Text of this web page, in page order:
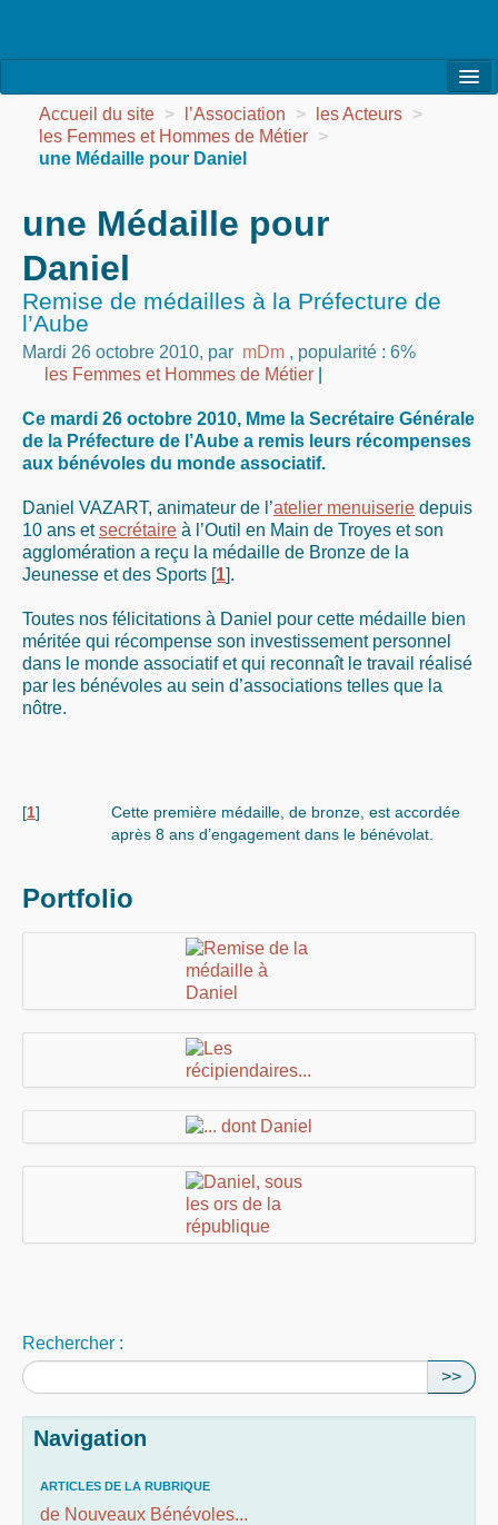
l’Association
la Vie de l’Association
les Réalisations
Agenda
Contact
Accueil du site > l’Association > les Acteurs >
les Femmes et Hommes de Métier >
une Médaille pour Daniel
une Médaille pour
Daniel
Remise de médailles à la Préfecture de
l’Aube
Mardi 26 octobre 2010, par mDm , popularité : 6%
les Femmes et Hommes de Métier
Ce mardi 26 octobre 2010, Mme la Secrétaire Générale
de la Préfecture de l’Aube a remis leurs récompenses
aux bénévoles du monde associatif.
Daniel VAZART, animateur de l’atelier menuiserie depuis
10 ans etsecrétaire à l’Outil en Main de Troyes et son
agglomération a reçu la médaille de Bronze de la
Jeunesse et des Sports [1].
Toutes nos félicitations à Daniel pour cette médaille bien
méritée qui récompense son investissement personnel
dans le monde associatif et qui reconnaît le travail réalisé
par les bénévoles au sein d’associations telles que la
nôtre.
[1]
Cette première médaille, de bronze, est accordée
après 8 ans d’engagement dans le bénévolat.
Portfolio
Rechercher :
>>
Navigation
ARTICLES DE LA RUBRIQUE
de Nouveaux Bénévoles...